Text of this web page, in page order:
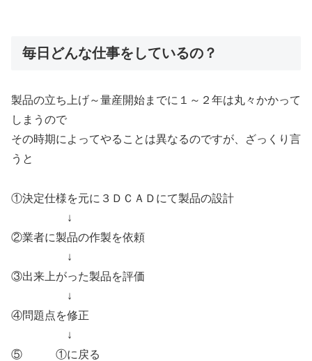
毎日どんな仕事をしているの？
製品の立ち上げ～量産開始までに１～２年は丸々かかって
しまうので
その時期によってやることは異なるのですが、ざっくり言
うと
①決定仕様を元に３ＤＣＡＤにて製品の設計
↓
②業者に製品の作製を依頼
↓
③出来上がった製品を評価
↓
④問題点を修正
↓
⑤ ①に戻る